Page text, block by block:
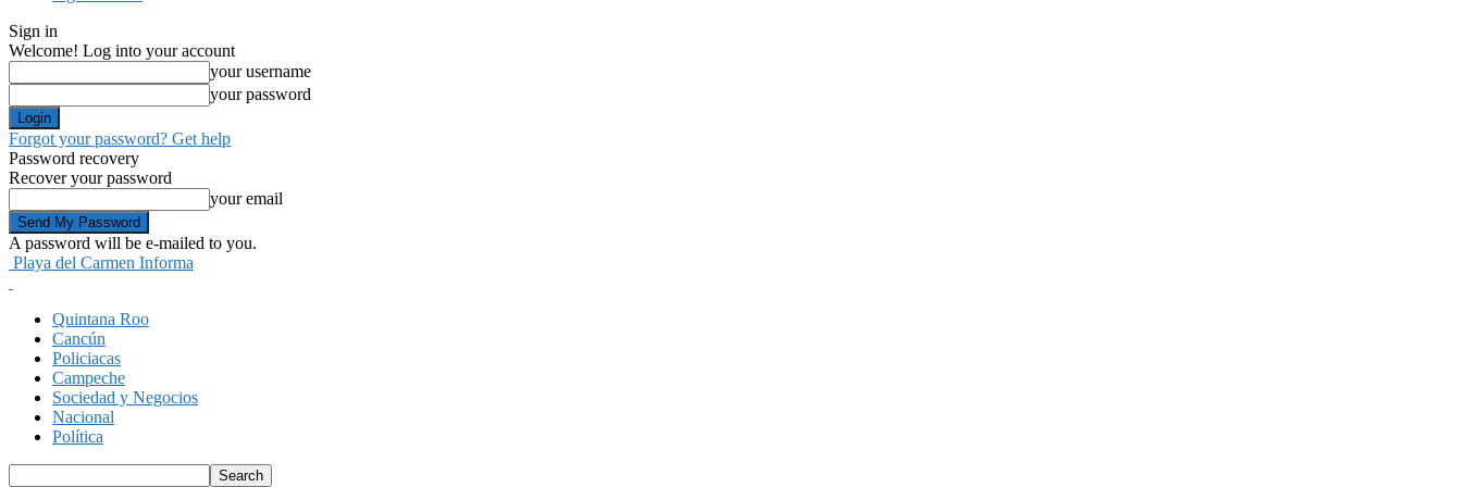
Sign in
Welcome! Log into your account
your username
your password
Forgot your password? Get help
Password recovery
Recover your password
your email
A password will be e-mailed to you.
Playa del Carmen Informa
Quintana Roo
Cancún
Policiacas
Campeche
Sociedad y Negocios
Nacional
Política